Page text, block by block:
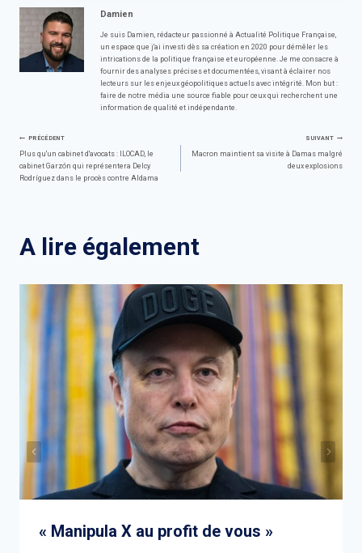
Damien
Je suis Damien, rédacteur passionné à Actualité Politique Française,
un espace que j'ai investi dès sa création en 2020 pour démêler les
intrications de la politique française et européenne. Je me consacre à
fournir des analyses précises et documentées, visant à éclairer nos
lecteurs sur les enjeux géopolitiques actuels avec intégrité. Mon but :
faire de notre média une source fiable pour ceux qui recherchent une
information de qualité et indépendante.
Navigation
de
PRÉCÉDENT
Plus qu'un cabinet d'avocats : ILOCAD, le
cabinet Garzón qui représentera Delcy
Rodríguez dans le procès contre Aldama
SUIVANT
Macron maintient sa visite à Damas malgré
deux explosions
A lire également
« Manipula X au profit de vous »